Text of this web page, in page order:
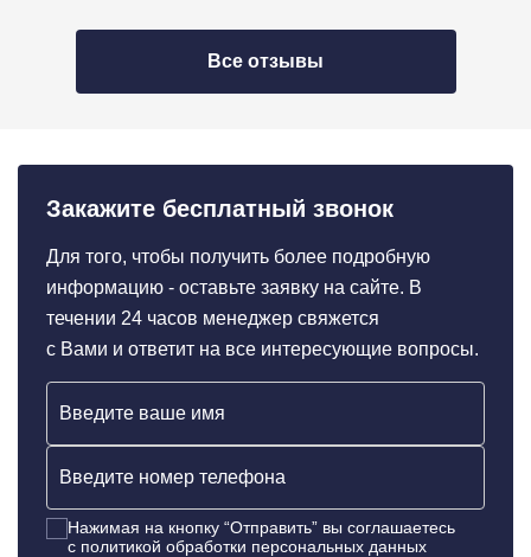
Все отзывы
Закажите бесплатный звонок
Для того, чтобы получить более подробную
информацию - оставьте заявку на сайте. В
течении 24 часов менеджер свяжется
с Вами и ответит на все интересующие вопросы.
Нажимая на кнопку “Отправить” вы соглашаетесь
c политикой обработки персональных данных